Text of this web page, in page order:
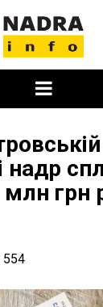
надр
грн
554